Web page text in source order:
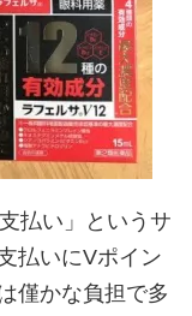
払い」というサ
払いにVポイン
僅かな負担で多